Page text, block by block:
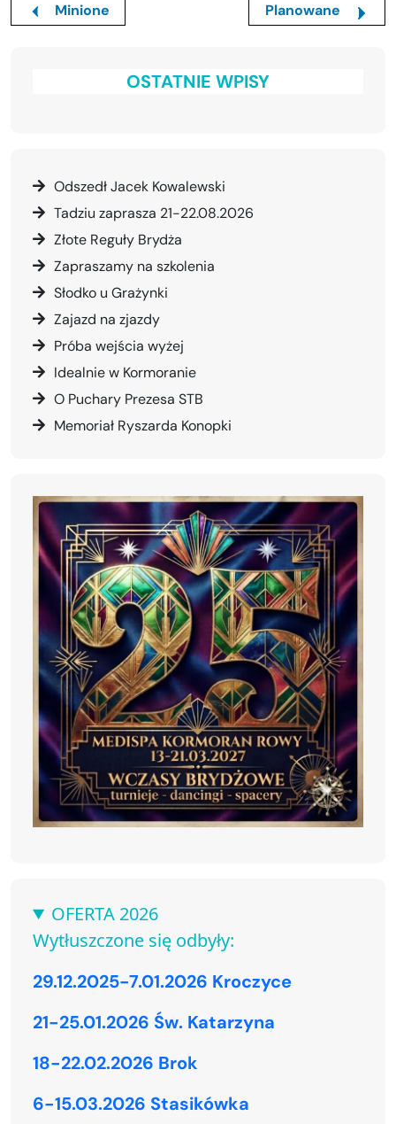
Minione Planowane
OSTATNIE WPISY
Odszedł Jacek Kowalewski
Tadziu zaprasza 21-22.08.2026
Złote Reguły Brydża
Zapraszamy na szkolenia
Słodko u Grażynki
Zajazd na zjazdy
Próba wejścia wyżej
Idealnie w Kormoranie
O Puchary Prezesa STB
Memoriał Ryszarda Konopki
OFERTA 2026
Wytłuszczone się odbyły:
29.12.2025-7.01.2026 Kroczyce
21-25.01.2026 Św. Katarzyna
18-22.02.2026 Brok
6-15.03.2026 Stasikówka